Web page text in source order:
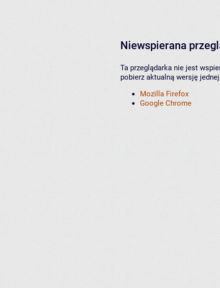
Niewspierana
Ta przeglądarka nie jest
pobierz aktualną wersję
Mozilla Firefox
Google Chrome